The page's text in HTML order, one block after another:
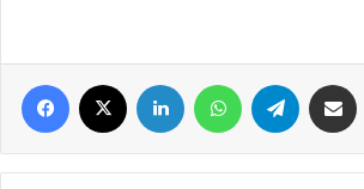
Facebook Linkedin WhatsAppTelegram